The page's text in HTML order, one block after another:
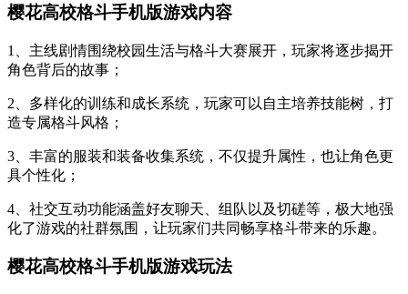
樱花高校格斗手机版游戏内容
1、主线剧情围绕校园生活与格斗大赛展开，玩家将逐步揭开
角色背后的故事；
2、多样化的训练和成长系统，玩家可以自主培养技能树，打
造专属格斗风格；
3、丰富的服装和装备收集系统，不仅提升属性，也让角色更
具个性化；
4、社交互动功能涵盖好友聊天、组队以及切磋等，极大地强
化了游戏的社群氛围，让玩家们共同畅享格斗带来的乐趣。
樱花高校格斗手机版游戏玩法